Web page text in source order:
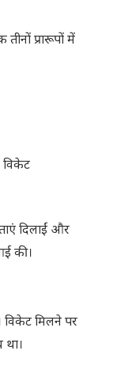
प्रारूपों में
विकेट
दिलाईं और
की।
मिलने पर
था।